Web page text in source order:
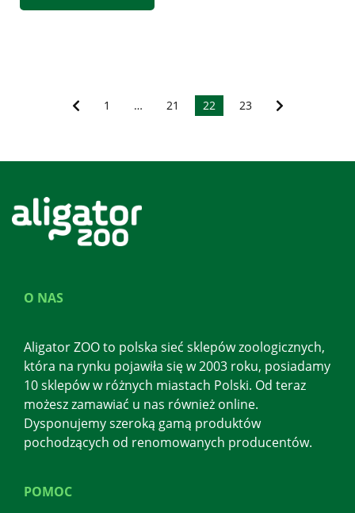
1 … 21 22 23
O NAS
Aligator ZOO to polska sieć sklepów zoologicznych,
która na rynku pojawiła się w 2003 roku, posiadamy
10 sklepów w różnych miastach Polski. Od teraz
możesz zamawiać u nas również online.
Dysponujemy szeroką gamą produktów
pochodzących od renomowanych producentów.
POMOC